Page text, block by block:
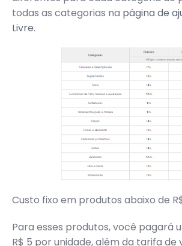
todas as categorias na página de
Livre.
Custo fixo em produtos abaixo de
Para esses produtos, você pagará
R$ 5 por unidade, além da tarifa de